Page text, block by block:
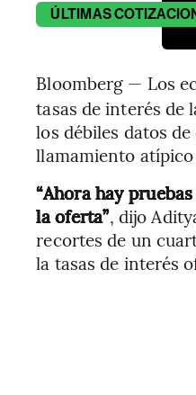
ÚLTIMAS
Bloomberg — Los
tasas de interés de
los débiles datos
llamamiento
“Ahora hay
la oferta”, dijo
recortes de un
la tasas de interés